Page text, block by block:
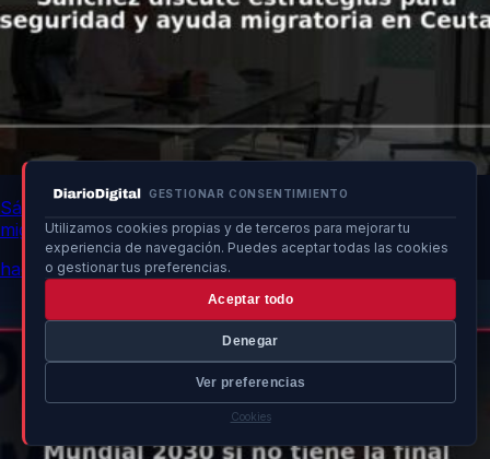
GESTIONAR CONSENTIMIENTO
Utilizamos cookies propias y de terceros para mejorar tu
experiencia de navegación. Puedes aceptar todas las cookies
o gestionar tus preferencias.
Aceptar todo
Denegar
Ver preferencias
Cookies
Sánchez discute estrategias para seguridad y ayuda
migratoria en Ceuta
hace 14h